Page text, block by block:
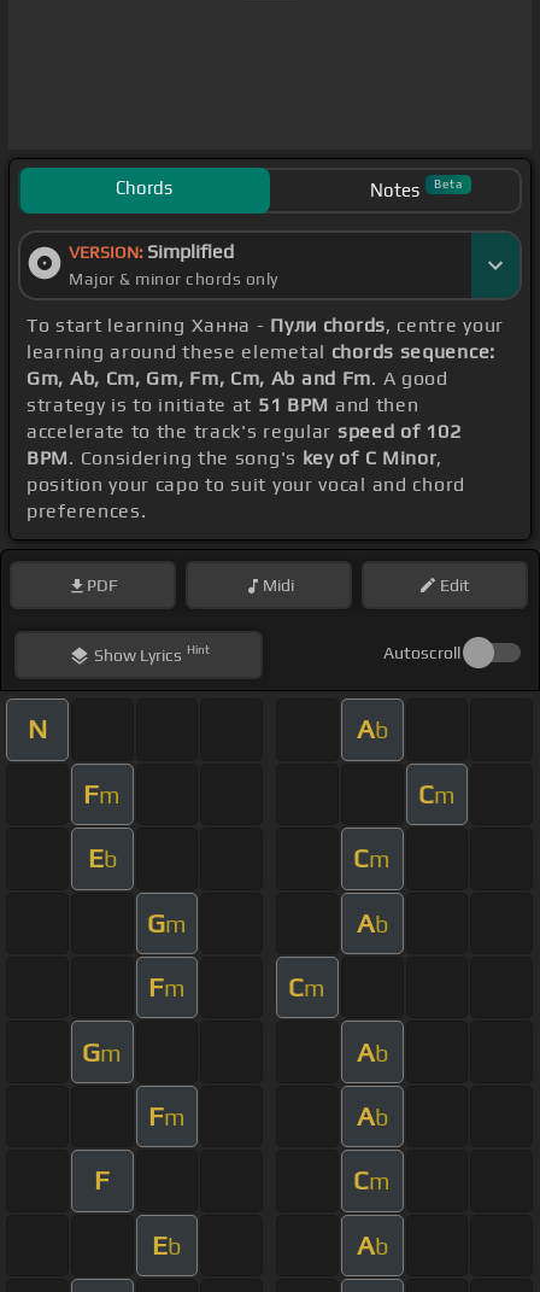
Chords Notes Beta
VERSION: Simplified
Major & minor chords only
To start learning Ханна - Пули chords, centre your
learning around these elemetal chords sequence:
Gm, Ab, Cm, Gm, Fm, Cm, Ab and Fm. A good
strategy is to initiate at 51 BPM and then
accelerate to the track's regular speed of 102
BPM. Considering the song's key of C Minor,
position your capo to suit your vocal and chord
preferences.
PDF Midi Edit
ShowLyrics Hint Autoscroll
N Ab
Fm Cm
Eb Cm
Gm Ab
Fm Cm
Gm Ab
Fm Ab
F Cm
Eb Ab